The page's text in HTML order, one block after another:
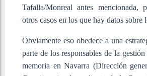
Tafalla/Monreal antes mencionada,
otros casos en los que hay datos sobre
Obviamente eso obedece a una
parte de los responsables de la
memoria en Navarra (Dirección